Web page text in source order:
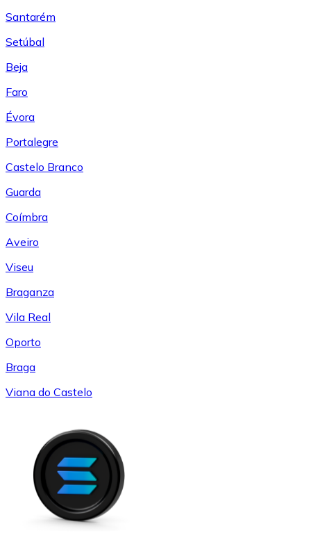
Santarém
Setúbal
Beja
Faro
Évora
Portalegre
Castelo Branco
Guarda
Coímbra
Aveiro
Viseu
Braganza
Vila Real
Oporto
Braga
Viana do Castelo